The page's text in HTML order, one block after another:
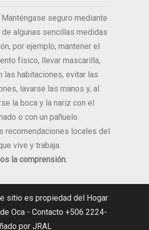
Manténgase seguro mediante
de algunas sencillas medidas
por ejemplo, mantener el
físico, llevar mascarilla,
las habitaciones, evitar las
lavarse las manos y, al
la boca y la nariz con el
o con un pañuelo.
recomendaciones locales del
vive y trabaja.
la comprensión.
sitio es propiedad del Hogar
Oca - Contacto +506 2224-
por JRAL